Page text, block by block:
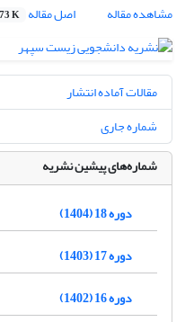
مشاهده مقاله اصل مقاله K
مقالات آماده انتشار
شماره جاری
شماره‌های پیشین نشریه
دوره 18 (1404)
دوره 17 (1403)
دوره 16 (1402)